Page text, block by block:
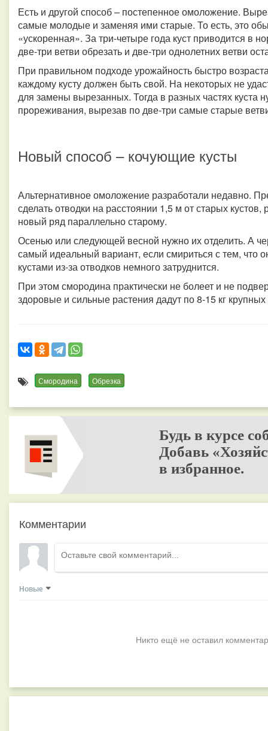
Есть и другой способ – постепенное омоложение.
самые молодые и заменяя ими старые. То есть, это
«ускоренная». За три-четыре года куст приводится в
две-три ветви обрезать и две-три однолетних ветви
При правильном подходе урожайность быстро
каждому кусту должен быть свой. На некоторых не
для замены вырезанных. Тогда в разных частях куста
прореживания, вырезав по две-три самые старые
Новый способ – кочующие кусты
Альтернативное омоложение разработали недавно.
сделать отводки на расстоянии 1,5 м от старых
новый ряд параллельно старому.
Осенью или следующей весной нужно их отделить. А
самый идеальный вариант, если смириться с тем, что
кустами из-за отводков немного затруднится.
При этом смородина практически не болеет и не
здоровые и сильные растения дадут по 8-15 кг крупных
Смородина Обрезка
Будь в курсе
Добавь
в избранное.
Комментарии
Новые
Никто ещё не оставил